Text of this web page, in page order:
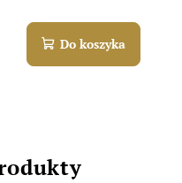
Do koszyka